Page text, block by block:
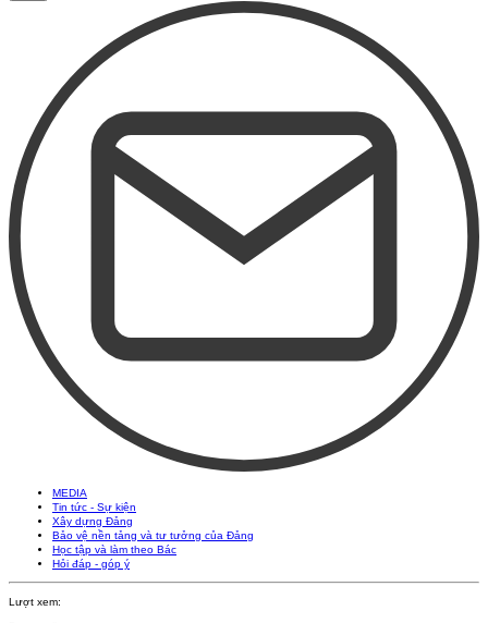
MEDIA
Tin tức - Sự kiện
Xây dựng Đảng
Bảo vệ nền tảng và tư tưởng của Đảng
Học tập và làm theo Bác
Hỏi đáp - góp ý
Lượt xem: